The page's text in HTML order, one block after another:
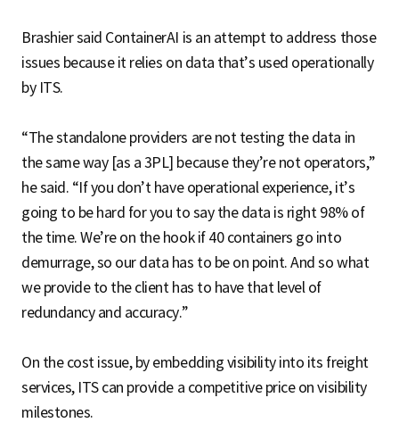
Brashier said ContainerAI is an attempt to address those
issues because it relies on data that’s used operationally
by ITS.
“The standalone providers are not testing the data in
the same way [as a 3PL] because they’re not operators,”
he said. “If you don’t have operational experience, it’s
going to be hard for you to say the data is right 98% of
the time. We’re on the hook if 40 containers go into
demurrage, so our data has to be on point. And so what
we provide to the client has to have that level of
redundancy and accuracy.”
On the cost issue, by embedding visibility into its freight
services, ITS can provide a competitive price on visibility
milestones.